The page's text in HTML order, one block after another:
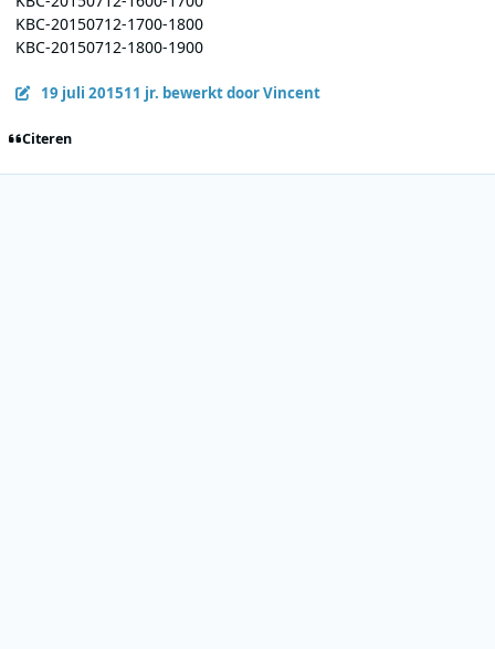
KBC-20150712-1700-1800
KBC-20150712-1800-1900
19 juli 201511 jr. bewerkt door Vincent
Citeren